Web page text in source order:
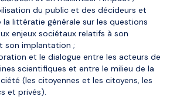
du public et des décideurs et
la littératie générale sur les questions
enjeux sociétaux relatifs à son
son implantation ;
et le dialogue entre les acteurs de
scientifiques et entre le milieu de la
(les citoyennes et les citoyens, les
et privés).